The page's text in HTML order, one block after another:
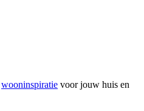
wooninspiratie voor jouw huis en